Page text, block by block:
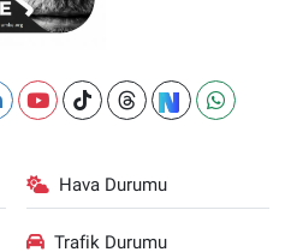
Hava Durumu
Trafik Durumu